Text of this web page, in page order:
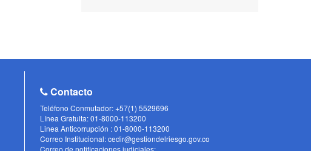
Contacto
Teléfono Conmutador: +57(1) 5529696
Línea Gratuita: 01-8000-113200
Linea Anticorrupción : 01-8000-113200
Correo Institucional: cedir@gestiondelriesgo.gov.co
Correo de notificaciones judiciales: